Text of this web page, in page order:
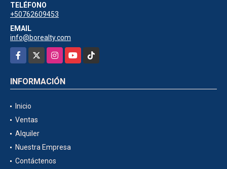
TELÉFONO
+50762609453
EMAIL
info@borealty.com
Facebook
InstagramYouTubeTikTok
INFORMACIÓN
Inicio
Ventas
Alquiler
Nuestra Empresa
Contáctenos